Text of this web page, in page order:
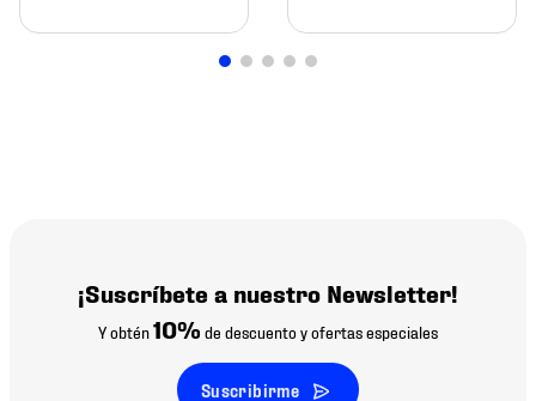
¡Suscríbete a nuestro Newsletter!
Y obtén10% de descuento y ofertas especiales
Suscribirme